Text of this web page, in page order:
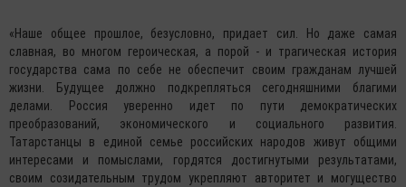
«Наше общее прошлое, безусловно, придает сил. Но даже самая
славная, во многом героическая, а порой - и трагическая история
государства сама по себе не обеспечит своим гражданам лучшей
жизни. Будущее должно подкрепляться сегодняшними благими
делами. Россия уверенно идет по пути демократических
преобразований, экономического и социального развития.
Татарстанцы в единой семье российских народов живут общими
интересами и помыслами, гордятся достигнутыми результатами,
своим созидательным трудом укрепляют авторитет и могущество